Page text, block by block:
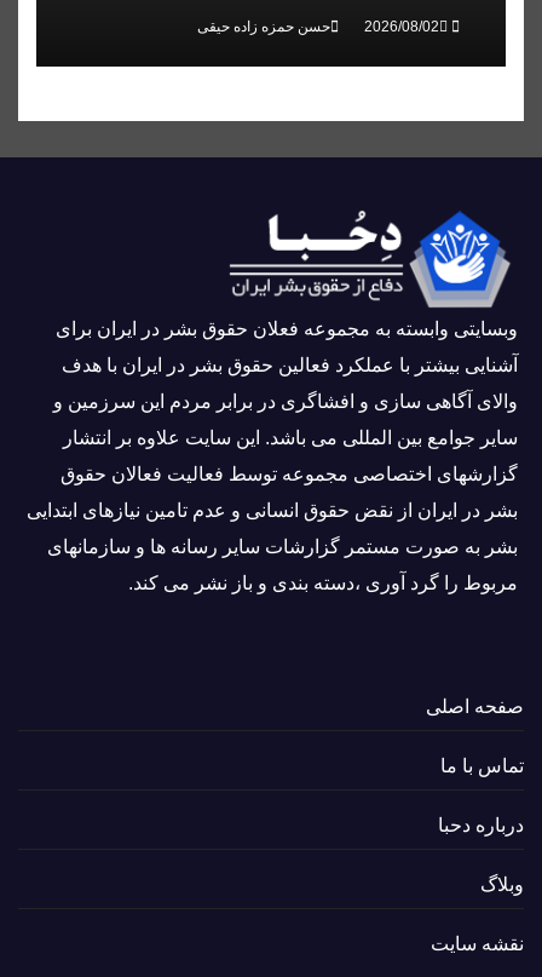
حسن حمزه زاده حیقی
وبسايتى وابسته به مجموعه فعلان حقوق بشر در ایران برای
آشنایی بيشتر با عملکرد فعالین حقوق بشر در ایران با هدف
والاى آگاهى سازی و افشاگرى در برابر مردم این سرزمین و
ساير جوامع بین المللى می باشد. این سایت علاوه بر انتشار
گزارشهای اختصاصی مجموعه توسط فعاليت فعالان حقوق
بشر در ایران از نقض حقوق انسانی و عدم تامین نیازهای ابتدایی
بشر به صورت مستمر گزارشات سایر رسانه ها و سازمانهای
مربوط را گرد آوری ،دسته بندی و باز نشر می كند.
صفحه اصلی
تماس با ما
درباره دحبا
وبلاگ
نقشه سایت